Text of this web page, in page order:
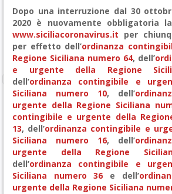
Dopo una interruzione dal 30
2020 è nuovamente obbligatoria
www.siciliacoronavirus.it per
per effetto dell’ordinanza
Regione Siciliana numero 64, dell’
e urgente della Regione
dell’ordinanza contingibile e
Siciliana numero 10, dell’
urgente della Regione Siciliana
contingibile e urgente della
13, dell’ordinanza contingibile e
Siciliana numero 16, dell’
urgente della Regione
dell’ordinanza contingibile e
Siciliana numero 36 e dell’
urgente della Regione Siciliana